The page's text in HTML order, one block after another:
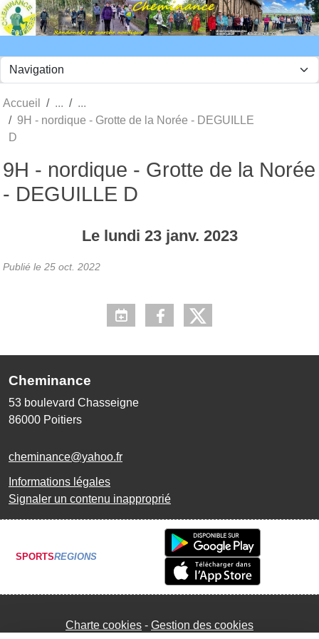
Accueil
9H - nordique - Grotte de la Norée - DEGUILLE
D
9H - nordique - Grotte de la Norée
- DEGUILLE D
Le lundi 23 janv. 2023
Publié le 25 oct. 2022
Cheminance
53 boulevard Chasseigne
86000 Poitiers
cheminance@yahoo.fr
Informations légales
Signaler un contenu inapproprié
SPORTSREGIONS
Charte cookies Gestion des cookies
Panneau de gestion des cookies